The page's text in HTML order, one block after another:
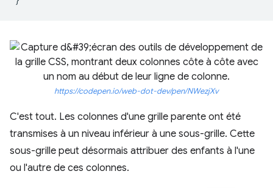
https://codepen.io/web-dot-dev/pen/NWezjXv
C'est tout. Les colonnes d'une grille parente ont été
transmises à un niveau inférieur à une sous-grille. Cette
sous-grille peut désormais attribuer des enfants à l'une
ou l'autre de ces colonnes.